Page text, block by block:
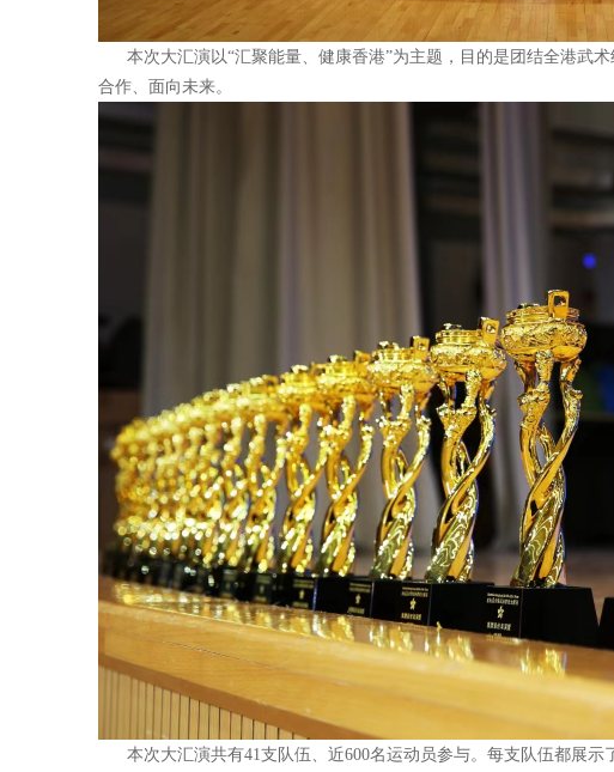
本次大汇演以“汇聚能量、健康香港”为主题，目的是团结全港武
合作、面向未来。
本次大汇演共有41支队伍、近600名运动员参与。每支队伍都展示